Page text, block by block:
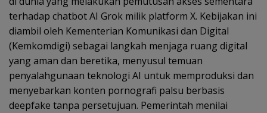
A
p
p
a
m
o
o
k
terhadap chatbot AI Grok milik platform X. Kebijakan ini
diambil oleh Kementerian Komunikasi dan Digital
(Kemkomdigi) sebagai langkah menjaga ruang digital
yang aman dan beretika, menyusul temuan
penyalahgunaan teknologi AI untuk memproduksi dan
menyebarkan konten pornografi palsu berbasis
deepfake tanpa persetujuan. Pemerintah menilai